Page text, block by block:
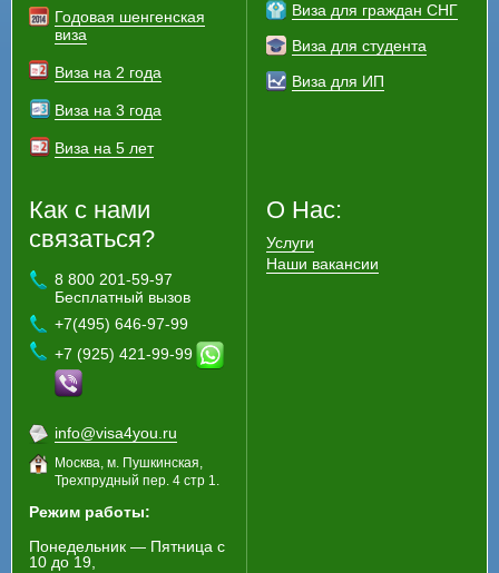
Годовая шенгенская
виза
Виза на 2 года
Виза на 3 года
Виза на 5 лет
Виза для граждан СНГ
Виза для студента
Виза для ИП
Как с нами
связаться?
8 800 201-59-97
Бесплатный вызов
+7(495) 646-97-99
+7 (925) 421-99-99
info@visa4you.ru
Москва, м. Пушкинская,
Трехпрудный пер. 4 стр 1.
Режим работы:
Понедельник — Пятница с
10 до 19,
О Нас:
Услуги
Наши вакансии